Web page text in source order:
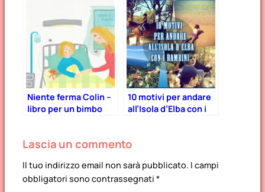
al nuovo lettino!
Niente ferma Colin –
libro per un bimbo
10 motivi per andare
all’Isola d’Elba con i
Lascia un commento
Il tuo indirizzo email non sarà pubblicato. I campi
obbligatori sono contrassegnati *